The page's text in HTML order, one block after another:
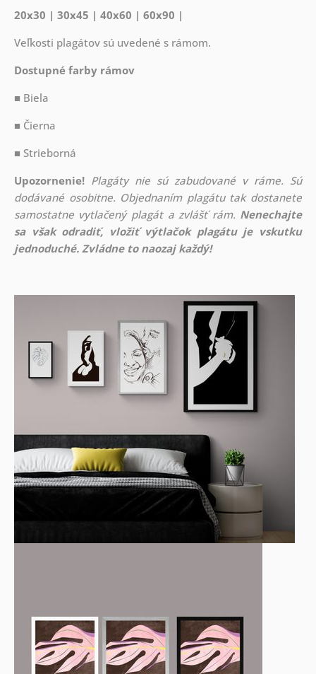
20x30 | 30x45 | 40x60 | 60x90 |
Veľkosti plagátov sú uvedené s rámom.
Dostupné farby rámov
■ Biela
■ Čierna
■ Strieborná
Upozornenie! Plagáty nie sú zabudované v ráme. Sú
dodávané osobitne. Objednaním plagátu tak dostanete
samostatne vytlačený plagát a zvlášť rám. Nenechajte
sa však odradiť, vložiť výtlačok plagátu je vskutku
jednoduché. Zvládne to naozaj každý!